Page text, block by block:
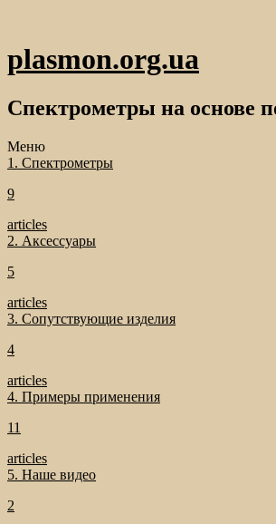
plasmon.org.ua
Спектрометры на основе
Меню
1. Спектрометры
9
articles
2. Аксессуары
5
articles
3. Сопутствующие изделия
4
articles
4. Примеры применения
11
articles
5. Наше видео
2